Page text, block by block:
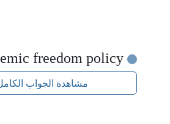
مشاهدة الجواب